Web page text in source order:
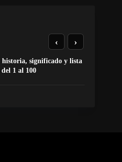
significado y lista
1 al 100
‹ ›